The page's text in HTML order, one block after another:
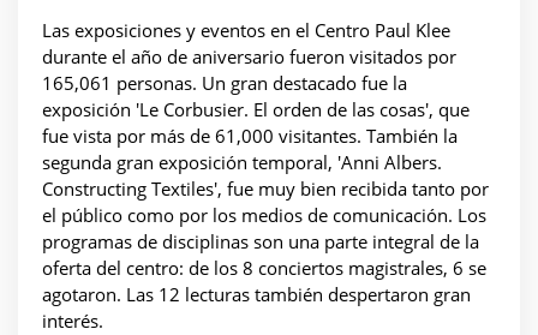
Las exposiciones y eventos en el Centro Paul Klee
durante el año de aniversario fueron visitados por
165,061 personas. Un gran destacado fue la
exposición 'Le Corbusier. El orden de las cosas', que
fue vista por más de 61,000 visitantes. También la
segunda gran exposición temporal, 'Anni Albers.
Constructing Textiles', fue muy bien recibida tanto por
el público como por los medios de comunicación. Los
programas de disciplinas son una parte integral de la
oferta del centro: de los 8 conciertos magistrales, 6 se
agotaron. Las 12 lecturas también despertaron gran
interés.